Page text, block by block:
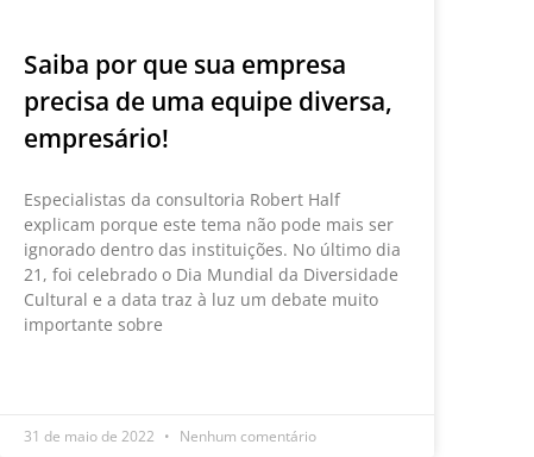
Saiba por que sua empresa
precisa de uma equipe diversa,
empresário!
Especialistas da consultoria Robert Half
explicam porque este tema não pode mais ser
ignorado dentro das instituições. No último dia
21, foi celebrado o Dia Mundial da Diversidade
Cultural e a data traz à luz um debate muito
importante sobre
31 de maio de 2022 Nenhum comentário